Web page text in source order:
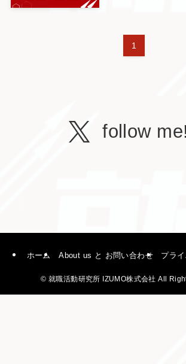
1
follow
ホーム About us と お問い合わせ プラ
© 就職活動研究所 IZUMO株式会社 All